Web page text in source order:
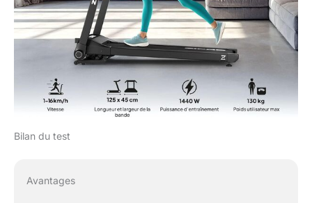
Bilan du test
Avantages